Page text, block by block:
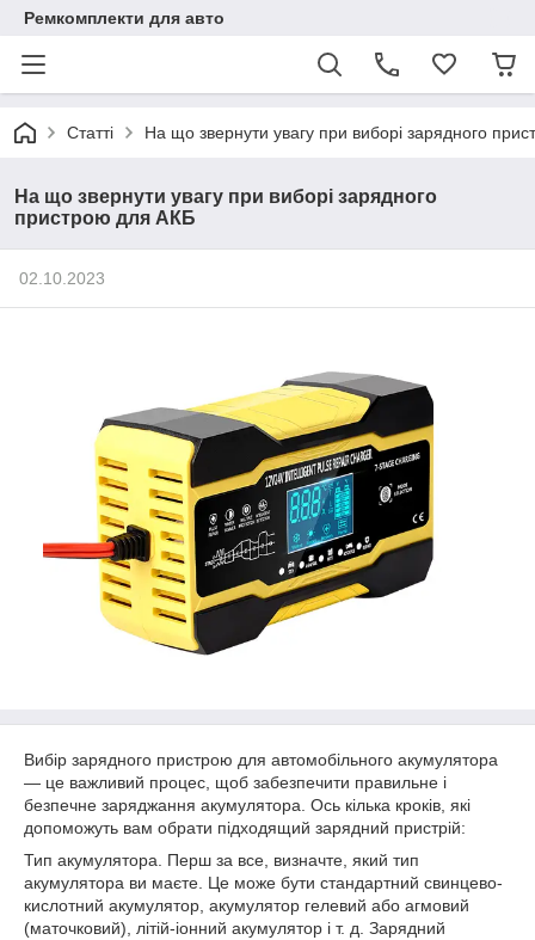
Ремкомплекти для авто
Статті На що звернути увагу при виборі зарядного
На що звернути увагу при виборі зарядного
пристрою для АКБ
02.10.2023
Вибір зарядного пристрою для автомобільного акумулятора
— це важливий процес, щоб забезпечити правильне і
безпечне заряджання акумулятора. Ось кілька кроків, які
допоможуть вам обрати підходящий зарядний пристрій:
Тип акумулятора. Перш за все, визначте, який тип
акумулятора ви маєте. Це може бути стандартний свинцево-
кислотний акумулятор, акумулятор гелевий або агмовий
(маточковий), літій-іонний акумулятор і т. д. Зарядний